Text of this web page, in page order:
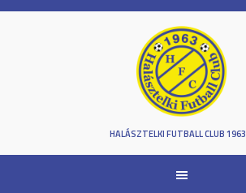
Skip
HALÁSZTELKI FUTBALL CLUB 1963